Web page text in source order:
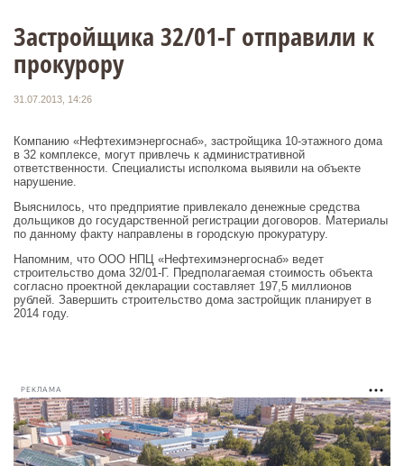
Застройщика 32/01-Г отправили к
прокурору
31.07.2013, 14:26
Компанию «Нефтехимэнергоснаб», застройщика 10-этажного дома
в 32 комплексе, могут привлечь к административной
ответственности. Специалисты исполкома выявили на объекте
нарушение.
Выяснилось, что предприятие привлекало денежные средства
дольщиков до государственной регистрации договоров. Материалы
по данному факту направлены в городскую прокуратуру.
Напомним, что ООО НПЦ «Нефтехимэнергоснаб» ведет
строительство дома 32/01-Г. Предполагаемая стоимость объекта
согласно проектной декларации составляет 197,5 миллионов
рублей. Завершить строительство дома застройщик планирует в
2014 году.
РЕКЛАМА